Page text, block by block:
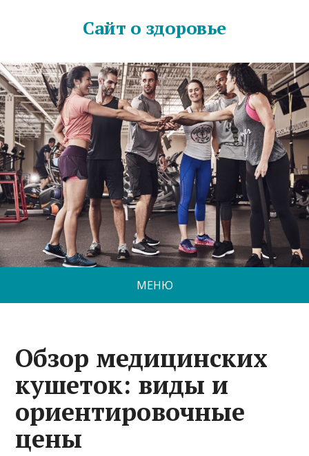
Сайт о здоровье
МЕНЮ
Обзор медицинских
кушеток: виды и
ориентировочные
цены